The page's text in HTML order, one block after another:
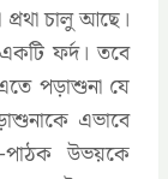
চালু আছে।
ফর্দ। তবে
পড়াশুনা যে
এভাবে
পাঠক উভয়কে